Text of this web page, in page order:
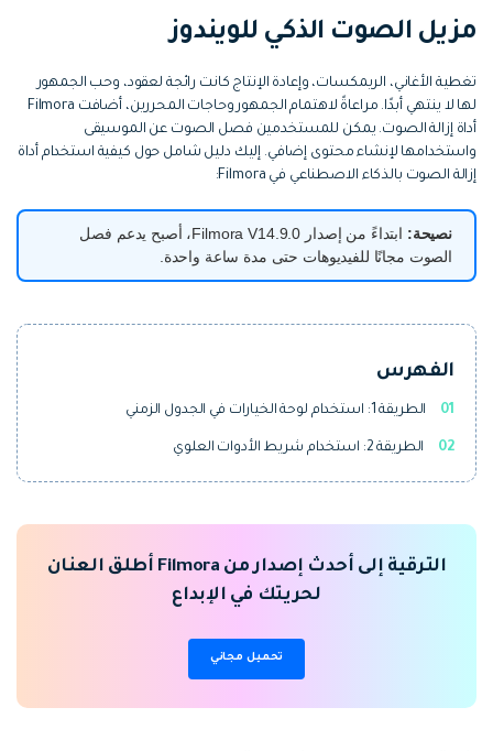
رؤى التحرير
تعلم المعرفة الأساسية في تحرير
الفيديو
إنشاء تأثيرات خاصة بنفسك
تابع Filmora على:
search
مزيل الصوت الذكي للويندوز
تغطية الأغاني، الريمكسات، وإعادة الإنتاج كانت رائجة لعقود، وحب الجمهور
لها لا ينتهي أبدًا. مراعاةً لاهتمام الجمهور وحاجات المحررين، أضافت Filmora
أداة إزالة الصوت. يمكن للمستخدمين فصل الصوت عن الموسيقى
واستخدامها لإنشاء محتوى إضافي. إليك دليل شامل حول كيفية استخدام أداة
إزالة الصوت بالذكاء الاصطناعي في Filmora:
نصيحة:
ابتداءً من إصدار Filmora V14.9.0، أصبح يدعم فصل
الصوت مجانًا للفيديوهات حتى مدة ساعة واحدة.
الفهرس
01 الطريقة 1: استخدام لوحة الخيارات في الجدول الزمني
02 الطريقة 2: استخدام شريط الأدوات العلوي
الترقية إلى أحدث إصدار من Filmora أطلق العنان
لحريتك في الإبداع
تحميل مجاني